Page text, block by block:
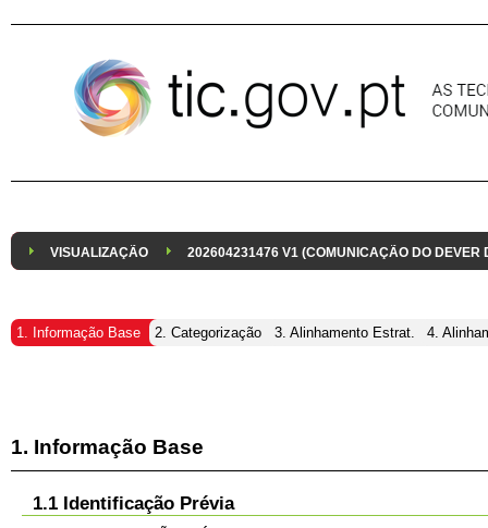
VISUALIZAÇÃO 202604231476 V1 (COMUNICAÇÃO DO DEVER
1. Informação Base 2. Categorização 3. Alinhamento Estrat. 4.
1. Informação Base
1.1 Identificação Prévia